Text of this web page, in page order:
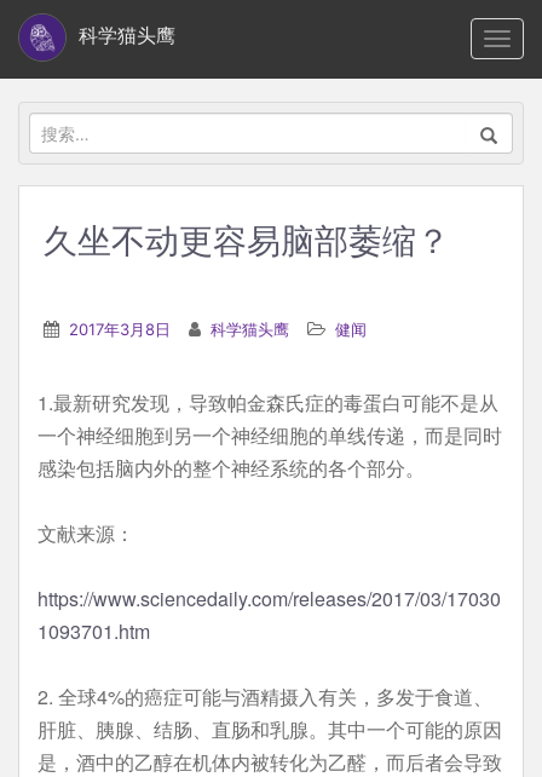
i
科学猫头鹰
搜
索：
久坐不动更容易脑部萎缩？
2017年3月8日 科学猫头鹰 健闻
1.最新研究发现，导致帕金森氏症的毒蛋白可能不是从
一个神经细胞到另一个神经细胞的单线传递，而是同时
感染包括脑内外的整个神经系统的各个部分。
文献来源：
https://www.sciencedaily.com/releases/2017/03/17030
1093701.htm
2. 全球4%的癌症可能与酒精摄入有关，多发于食道、
肝脏、胰腺、结肠、直肠和乳腺。其中一个可能的原因
是，酒中的乙醇在机体内被转化为乙醛，而后者会导致